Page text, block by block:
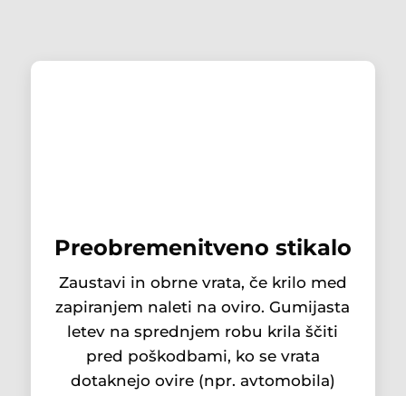
Preobremenitveno stikalo
Zaustavi in ​​obrne vrata, če krilo med
zapiranjem naleti na oviro. Gumijasta
letev na sprednjem robu krila ščiti
pred poškodbami, ko se vrata
dotaknejo ovire (npr. avtomobila)